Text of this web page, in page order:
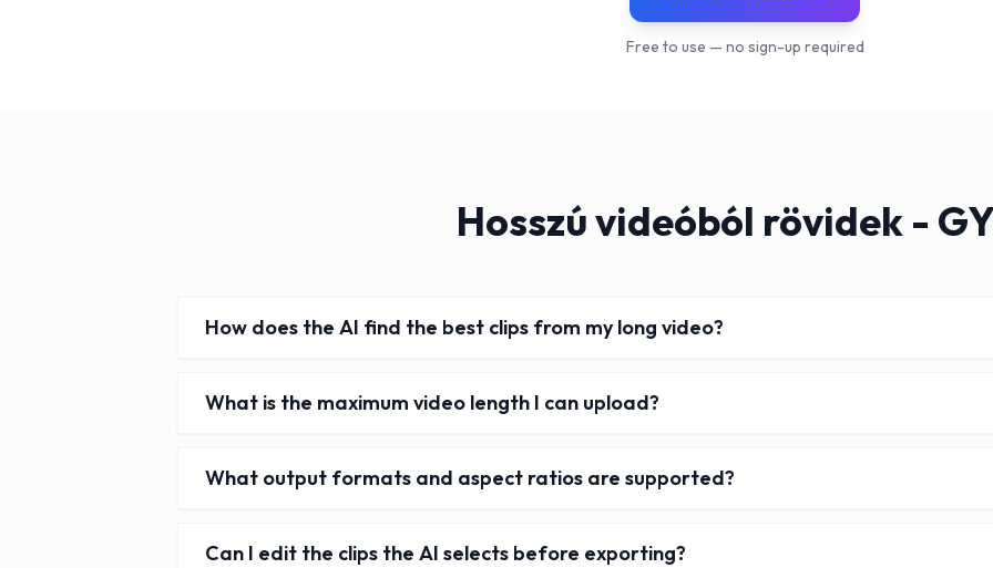
Free to use — no sign-up required
Hosszú videóból rövidek -
How does the AI find the best clips from my long video?
What is the maximum video length I can upload?
What output formats and aspect ratios are supported?
Can I edit the clips the AI selects before exporting?